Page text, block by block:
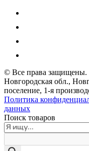
© Все права защищены.
Новгородская обл.,
поселение, 1-я
Политика
данных
Поиск товаров